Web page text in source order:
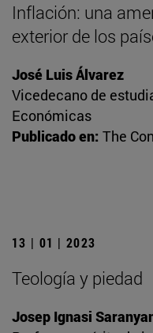
Inflación: una
exterior de los
José Luis Álvarez
Vicedecano de
Económicas
Publicado en: The
13 | 01 | 2023
Teología y piedad
Josep Ignasi